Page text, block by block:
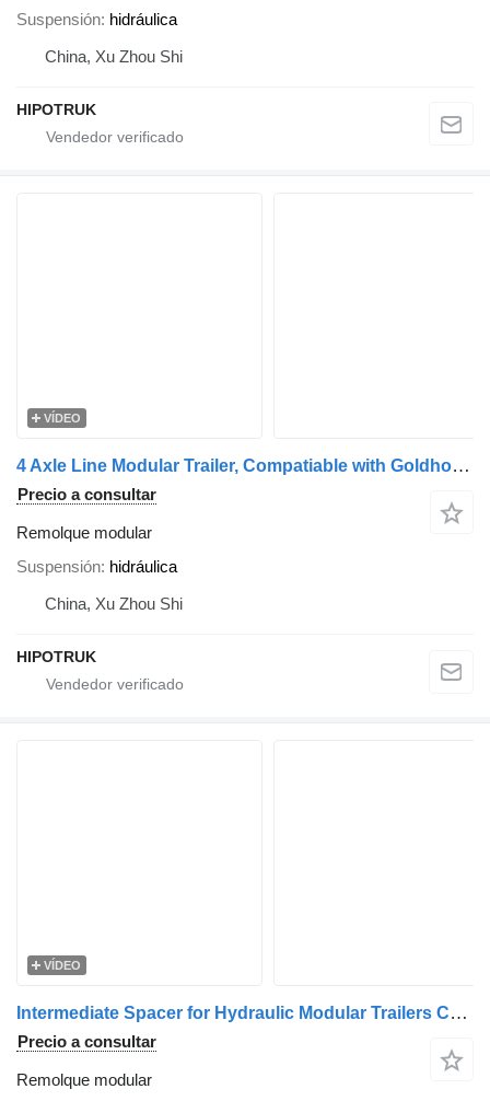
Suspensión hidráulica
China, Xu Zhou Shi
HIPOTRUK
VÍDEO
4 Axle Line Modular Trailer, Compatiable with Goldhofer THP SL
Precio a consultar
Remolque modular
Suspensión hidráulica
China, Xu Zhou Shi
HIPOTRUK
VÍDEO
Intermediate Spacer for Hydraulic Modular Trailers Compatible w
Precio a consultar
Remolque modular